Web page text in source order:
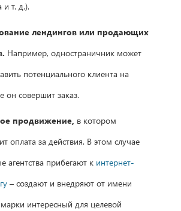
т. д.).
лендингов или продающих
Например, одностраничник может
потенциального клиента на
он совершит заказ.
продвижение, в котором
оплата за действия. В этом случае
агентства прибегают к интернет-
– создают и внедряют от имени
интересный для целевой